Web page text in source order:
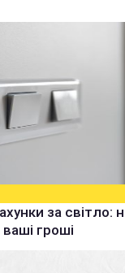
за світло:
гроші